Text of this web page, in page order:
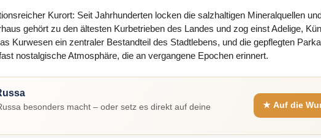
Kurort: Seit Jahrhunderten locken die salzhaltigen Mineralquellen
gehört zu den ältesten Kurbetrieben des Landes und zog einst Adelige,
Kurwesen ein zentraler Bestandteil des Stadtlebens, und die gepflegten
nostalgische Atmosphäre, die an vergangene Epochen erinnert.
besonders macht – oder setz es direkt auf deine
★ Auf die